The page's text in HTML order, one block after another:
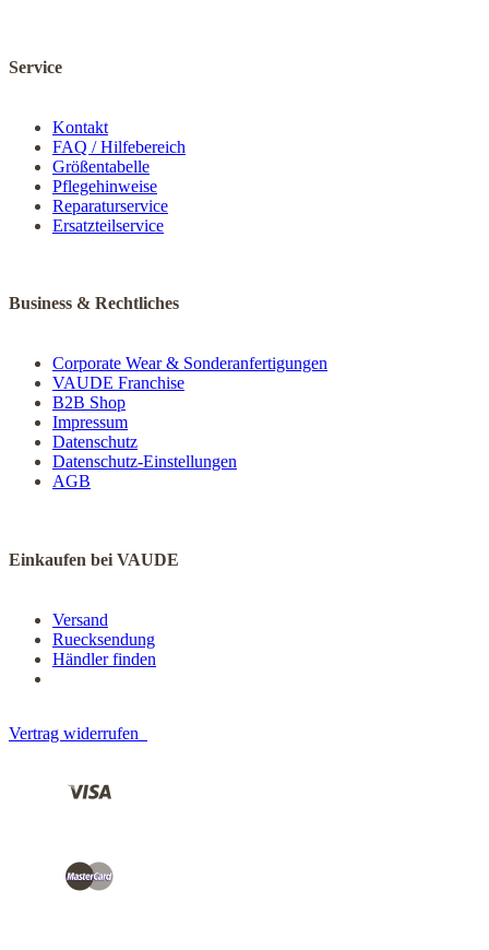
Service
Kontakt
FAQ / Hilfebereich
Größentabelle
Pflegehinweise
Reparaturservice
Ersatzteilservice
Business & Rechtliches
Corporate Wear & Sonderanfertigungen
VAUDE Franchise
B2B Shop
Impressum
Datenschutz
Datenschutz-Einstellungen
AGB
Einkaufen bei VAUDE
Versand
Ruecksendung
Händler finden
Vertrag widerrufen